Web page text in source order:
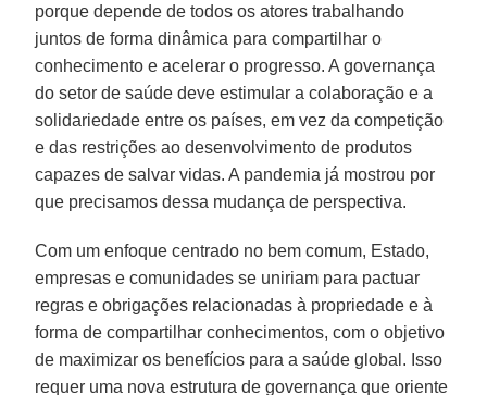
porque depende de todos os atores trabalhando
juntos de forma dinâmica para compartilhar o
conhecimento e acelerar o progresso. A governança
do setor de saúde deve estimular a colaboração e a
solidariedade entre os países, em vez da competição
e das restrições ao desenvolvimento de produtos
capazes de salvar vidas. A pandemia já mostrou por
que precisamos dessa mudança de perspectiva.
Com um enfoque centrado no bem comum, Estado,
empresas e comunidades se uniriam para pactuar
regras e obrigações relacionadas à propriedade e à
forma de compartilhar conhecimentos, com o objetivo
de maximizar os benefícios para a saúde global. Isso
requer uma nova estrutura de governança que oriente